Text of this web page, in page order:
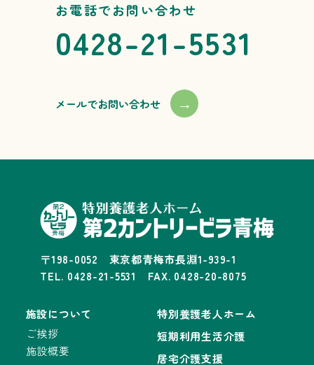
お電話でお問い合わせ
0428-21-5531
メールでお問い合わせ →
〒198-0052 東京都青梅市長淵1-939-1
TEL. 0428-21-5531 FAX. 0428-20-8075
施設について
ご挨拶
施設概要
特別養護老人ホーム
短期利用生活介護
居宅介護支援